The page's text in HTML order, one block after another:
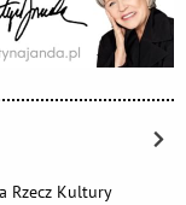
Rzecz Kultury